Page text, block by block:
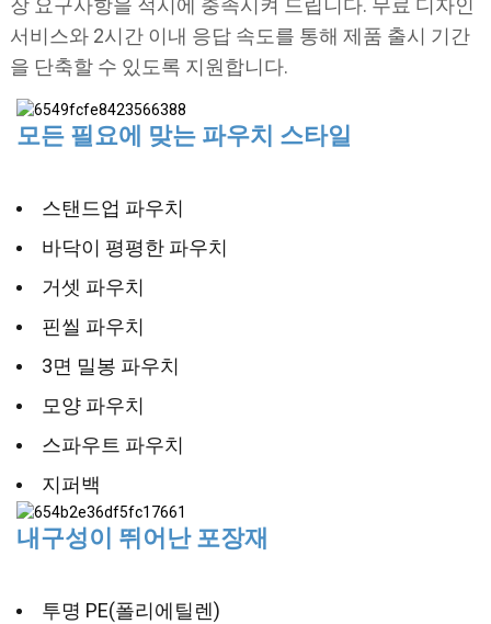
장 요구사항을 적시에 충족시켜 드립니다. 무료 디자인
서비스와 2시간 이내 응답 속도를 통해 제품 출시 기간
을 단축할 수 있도록 지원합니다.
모든 필요에 맞는 파우치 스타일
스탠드업 파우치
바닥이 평평한 파우치
거셋 파우치
핀씰 파우치
3면 밀봉 파우치
모양 파우치
스파우트 파우치
지퍼백
내구성이 뛰어난 포장재
투명 PE(폴리에틸렌)